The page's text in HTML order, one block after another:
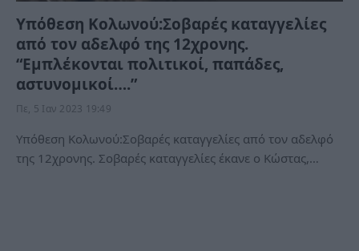
Υπόθεση Κολωνού:Σοβαρές καταγγελίες
από τον αδελφό της 12χρονης.
“Εμπλέκονται πολιτικοί, παπάδες,
αστυνομικοί….”
Πε, 5 Ιαν 2023 19:49
Υπόθεση Κολωνού:Σοβαρές καταγγελίες από τον αδελφό
της 12χρονης. Σοβαρές καταγγελίες έκανε ο Κώστας,…